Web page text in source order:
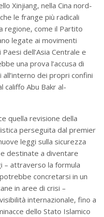
Xinjiang, nella Cina nord-
le frange più radicali
regione, come il Partito
legate ai movimenti
dell’Asia Centrale e
una prova l’accusa di
dei propri confini
califfo Abu Bakr al-
quella revisione della
perseguita dal premier
leggi sulla sicurezza
destinate a diventare
– attraverso la formula
concretarsi in un
in aree di crisi –
internazionale, fino a
dello Stato Islamico